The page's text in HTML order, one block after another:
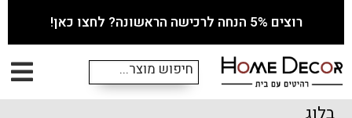
רוצים 5% הנחה לרכישה הראשונה? לחצו כאן!